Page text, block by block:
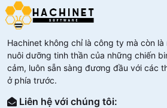
Hachinet không chỉ là công ty mà còn là
nuôi dưỡng tinh thần của những chiến
cảm, luôn sẵn sàng đương đầu với các
ở phía trước.
Liên hệ với chúng tôi: